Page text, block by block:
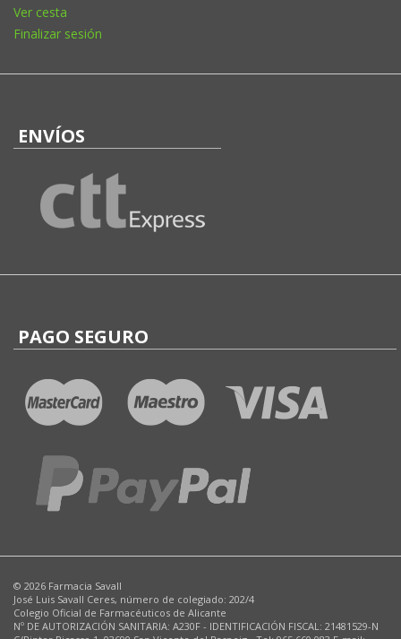
Ver cesta
Finalizar sesión
ENVÍOS
PAGO SEGURO
© 2026 Farmacia Savall
José Luis Savall Ceres, número de colegiado: 202/4
Colegio Oficial de Farmacéuticos de Alicante
Nº DE AUTORIZACIÓN SANITARIA: A230F - IDENTIFICACIÓN FISCAL: 21481529-N